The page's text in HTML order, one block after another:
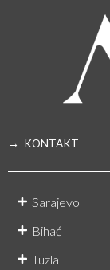
→ KONTAKT
Sarajevo
Bihać
Tuzla